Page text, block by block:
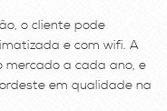
o cliente pode
e com wifi. A
mercado a cada ano, e
em qualidade na